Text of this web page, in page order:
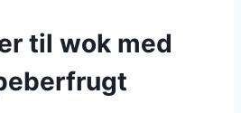
til wok med